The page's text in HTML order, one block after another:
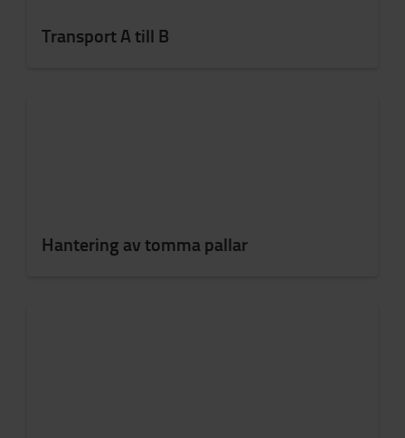
Transport A till B
Hantering av tomma pallar